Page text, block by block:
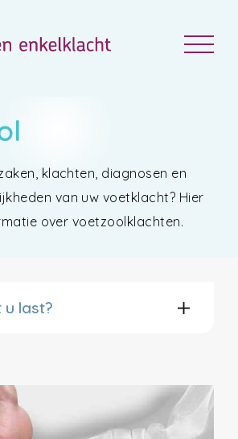
klachten, diagnosen en
van uw voetklacht? Hier
over voetzoolklachten.
last?